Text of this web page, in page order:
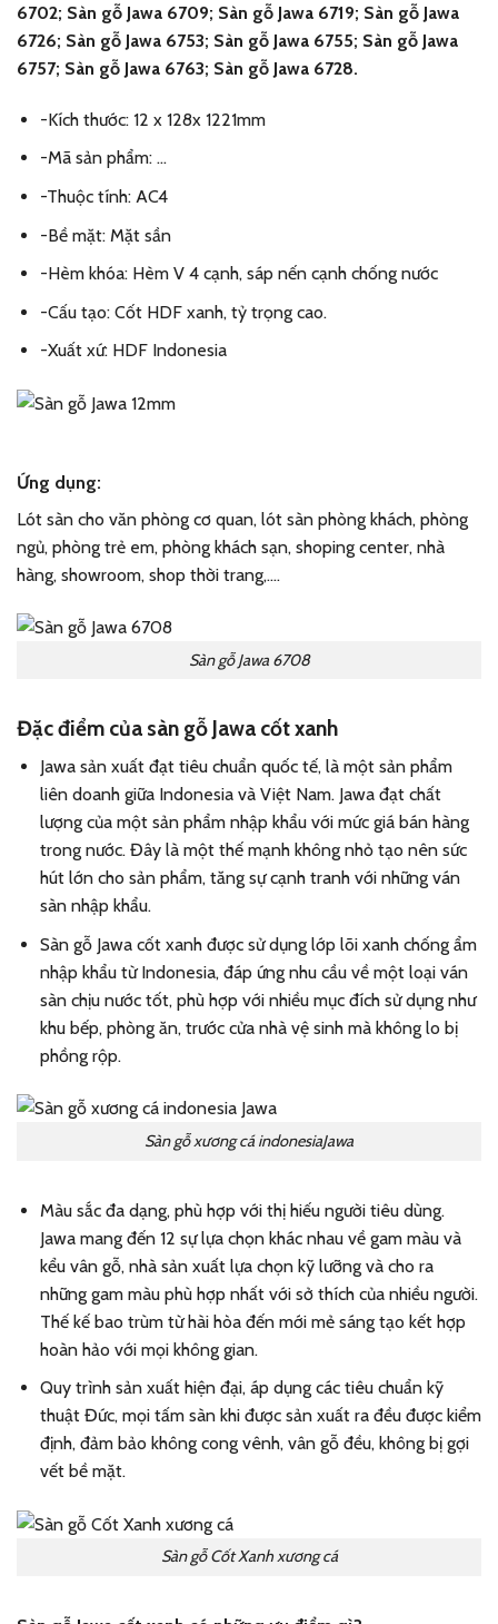
6702; Sàn gỗ Jawa 6709; Sàn gỗ Jawa 6719; Sàn gỗ Jawa
6726; Sàn gỗ Jawa 6753; Sàn gỗ Jawa 6755; Sàn gỗ Jawa
6757; Sàn gỗ Jawa 6763; Sàn gỗ Jawa 6728.
-Kích thước: 12 x 128x 1221mm
-Mã sản phẩm: …
-Thuộc tính: AC4
-Bề mặt: Mặt sần
-Hèm khóa: Hèm V 4 cạnh, sáp nến cạnh chống nước
-Cấu tạo: Cốt HDF xanh, tỷ trọng cao.
-Xuất xứ: HDF Indonesia
Ứng dụng:
Lót sàn cho văn phòng cơ quan, lót sàn phòng khách, phòng
ngủ, phòng trẻ em, phòng khách sạn, shoping center, nhà
hàng, showroom, shop thời trang,….
Sàn gỗ Jawa 6708
Đặc điểm của sàn gỗ Jawa cốt xanh
Jawa sản xuất đạt tiêu chuẩn quốc tế, là một sản phẩm
liên doanh giữa Indonesia và Việt Nam. Jawa đạt chất
lượng của một sản phẩm nhập khẩu với mức giá bán hàng
trong nước. Đây là một thế mạnh không nhỏ tạo nên sức
hút lớn cho sản phẩm, tăng sự cạnh tranh với những ván
sàn nhập khẩu.
Sàn gỗ Jawa cốt xanh được sử dụng lớp lõi xanh chống ẩm
nhập khẩu từ Indonesia, đáp ứng nhu cầu về một loại ván
sàn chịu nước tốt, phù hợp với nhiều mục đích sử dụng như
khu bếp, phòng ăn, trước cửa nhà vệ sinh mà không lo bị
phồng rộp.
Sàn gỗ xương cá indonesiaJawa
Màu sắc đa dạng, phù hợp với thị hiếu người tiêu dùng.
Jawa mang đến 12 sự lựa chọn khác nhau về gam màu và
kểu vân gỗ, nhà sản xuất lựa chọn kỹ lưỡng và cho ra
những gam màu phù hợp nhất với sở thích của nhiều người.
Thế kế bao trùm từ hài hòa đến mới mẻ sáng tạo kết hợp
hoàn hảo với mọi không gian.
Quy trình sản xuất hiện đại, áp dụng các tiêu chuẩn kỹ
thuật Đức, mọi tấm sàn khi được sản xuất ra đều được kiểm
định, đảm bảo không cong vênh, vân gỗ đều, không bị gợi
vết bề mặt.
Sàn gỗ Cốt Xanh xương cá